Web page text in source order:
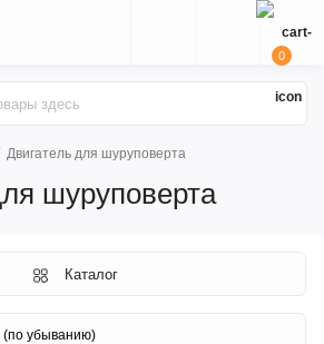
0
Двигатель для шуруповерта
шуруповерта
Каталог